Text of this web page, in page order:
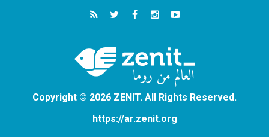
Copyright © 2026 ZENIT. All Rights Reserved.
https://ar.zenit.org